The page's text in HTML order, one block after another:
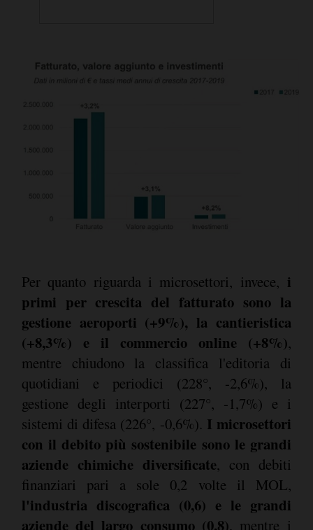
Per quanto riguarda i microsettori, invece, i
primi per crescita del fatturato sono la
gestione aeroporti (+9%), la cantieristica
(+8,3%) e il commercio online (+8%),
mentre chiudono la classifica l'editoria di
quotidiani e periodici (228°, -2,6%), la
gestione degli interporti (227°, -1,7%) e i
sistemi di difesa (226°, -0,6%). I microsettori
con il debito più sostenibile sono le grandi
aziende chimiche diversificate, con debiti
finanziari pari a sole 0,2 volte il MOL,
l'industria discografica (0,6) e le grandi
aziende del largo consumo (0,8), mentre i